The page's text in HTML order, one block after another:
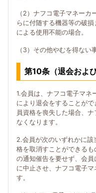
（2）ナフコ電子マネー
らに付随する機器等の破
による使用不能の場合。
（3）その他やむを得ない
第10条（退会およ
1.会員は、ナフコ電子マネ
により退会をすることが
員資格を喪失した場合、
なくなります。
2.会員が次のいずれかに
格を取消すことができる
の通知催告を要せず、会
に中止させ、ナフコ電子
す。